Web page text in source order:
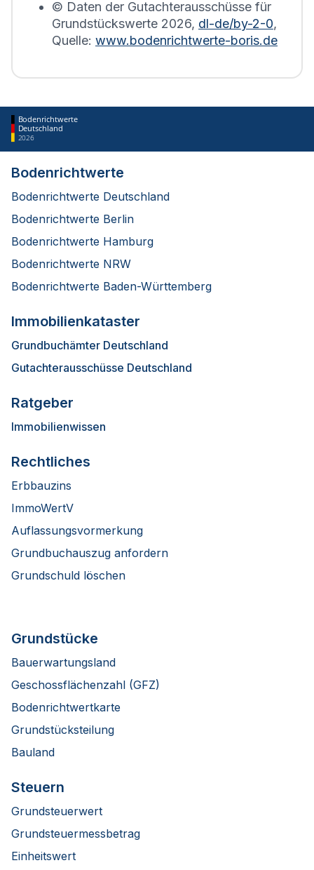
© Daten der Gutachterausschüsse für
Grundstückswerte 2026, dl-de/by-2-0,
Quelle: www.bodenrichtwerte-boris.de
Bodenrichtwerte
Deutschland
2026
Bodenrichtwerte
Bodenrichtwerte Deutschland
Bodenrichtwerte Berlin
Bodenrichtwerte Hamburg
Bodenrichtwerte NRW
Bodenrichtwerte Baden-Württemberg
Immobilienkataster
Grundbuchämter Deutschland
Gutachterausschüsse Deutschland
Ratgeber
Immobilienwissen
Rechtliches
Erbbauzins
ImmoWertV
Auflassungsvormerkung
Grundbuchauszug anfordern
Grundschuld löschen
Grundstücke
Bauerwartungsland
Geschossflächenzahl (GFZ)
Bodenrichtwertkarte
Grundstücksteilung
Bauland
Steuern
Grundsteuerwert
Grundsteuermessbetrag
Einheitswert